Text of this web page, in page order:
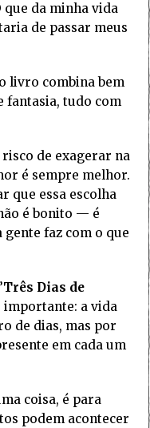
que da minha vida
de passar meus
livro combina bem
fantasia, tudo com
risco de exagerar na
é sempre melhor.
que essa escolha
é bonito — é
faz com o que
Três Dias de
importante: a vida
de dias, mas por
em cada um
coisa, é para
podem acontecer